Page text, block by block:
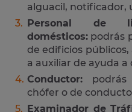
alguacil, notificador,
Personal de
domésticos: podrás
de edificios
a auxiliar de ayuda a
Conductor:
chófer o de
Examinador de